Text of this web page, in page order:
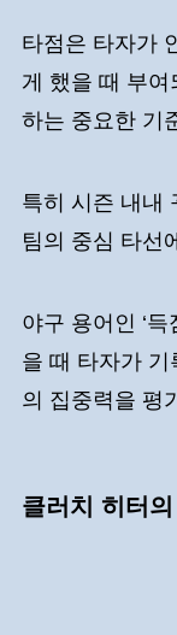
타점은 타자가
게 했을 때 부
하는 중요한 기
특히 시즌 내내
팀의 중심 타선
야구 용어인 ‘
을 때 타자가
의 집중력을 평
클러치 히터